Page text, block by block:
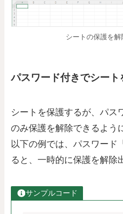
シートの保護を
パスワード付きでシート
シートを保護するが、パス
のみ保護を解除できるよう
以下の例では、パスワード
ると、一時的に保護を解除
サンプルコード